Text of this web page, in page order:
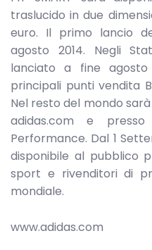
traslucido in due
euro. Il primo lancio
agosto 2014. Negli
lanciato a fine agosto
principali punti vendita
Nel resto del mondo
adidas.com e
Performance. Dal 1
disponibile al pubblico
sport e rivenditori di
mondiale.
www.adidas.com